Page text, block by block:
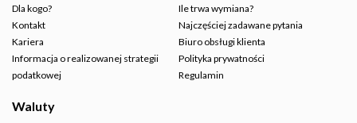
Dla kogo?
Kontakt
Kariera
Informacja o realizowanej strategii
podatkowej
Ile trwa wymiana?
Najczęściej zadawane pytania
Biuro obsługi klienta
Polityka prywatności
Regulamin
Waluty